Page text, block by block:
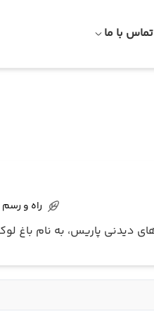
تماس با ما
راه و
پاریس، به نام باغ